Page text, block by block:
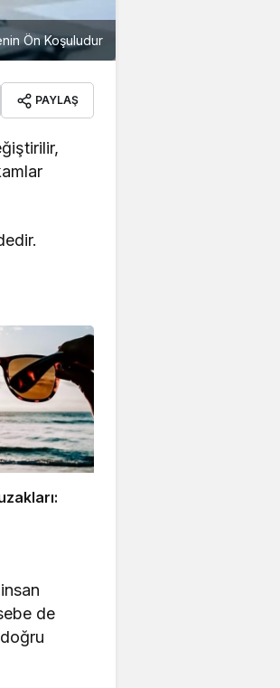
Ön Koşuludur
PAYLAŞ
de